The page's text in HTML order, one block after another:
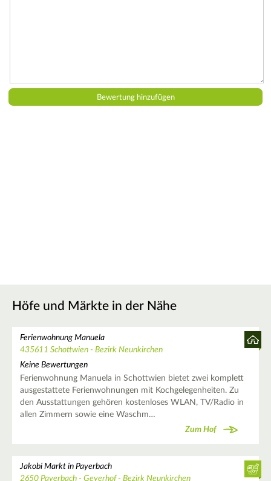
Höfe und Märkte in der Nähe
Ferienwohnung Manuela
435611 Schottwien - Bezirk Neunkirchen
Keine Bewertungen
Ferienwohnung Manuela in Schottwien bietet zwei komplett
ausgestattete Ferienwohnungen mit Kochgelegenheiten. Zu
den Ausstattungen gehören kostenloses WLAN, TV/Radio in
allen Zimmern sowie eine Waschm…
Zum Hof
Jakobi Markt in Payerbach
2650 Payerbach - Geyerhof - Bezirk Neunkirchen